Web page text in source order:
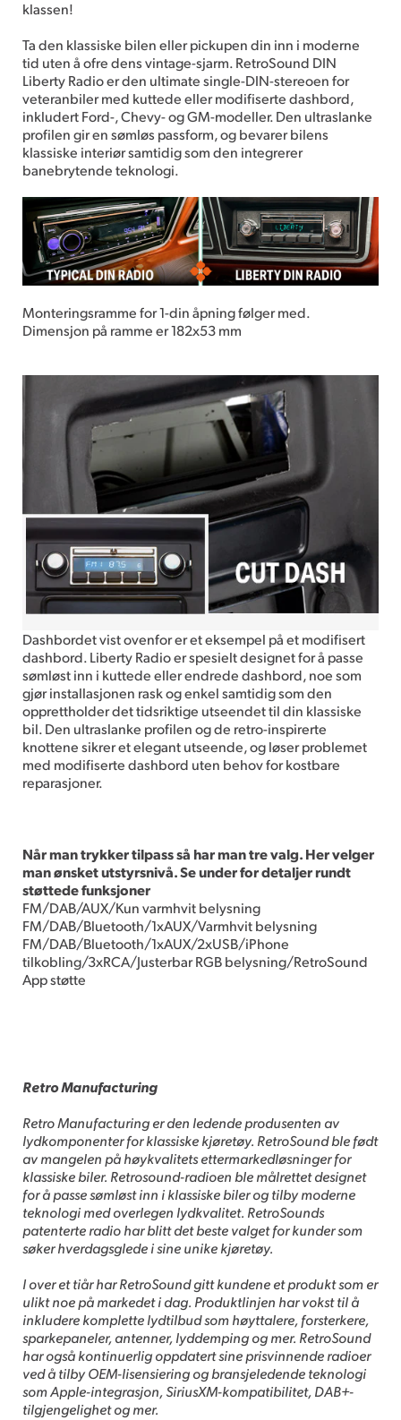
klassen!
Ta den klassiske bilen eller pickupen din inn i moderne
tid uten å ofre dens vintage-sjarm. RetroSound DIN
Liberty Radio er den ultimate single-DIN-stereoen for
veteranbiler med kuttede eller modifiserte dashbord,
inkludert Ford-, Chevy- og GM-modeller. Den ultraslanke
profilen gir en sømløs passform, og bevarer bilens
klassiske interiør samtidig som den integrerer
banebrytende teknologi.
Monteringsramme for 1-din åpning følger med.
Dimensjon på ramme er 182x53 mm
Dashbordet vist ovenfor er et eksempel på et modifisert
dashbord. Liberty Radio er spesielt designet for å passe
sømløst inn i kuttede eller endrede dashbord, noe som
gjør installasjonen rask og enkel samtidig som den
opprettholder det tidsriktige utseendet til din klassiske
bil. Den ultraslanke profilen og de retro-inspirerte
knottene sikrer et elegant utseende, og løser problemet
med modifiserte dashbord uten behov for kostbare
reparasjoner.
Når man trykker tilpass så har man tre valg. Her velger
man ønsket utstyrsnivå. Se under for detaljer rundt
støttede funksjoner
FM/DAB/AUX/Kun varmhvit belysning
FM/DAB/Bluetooth/1xAUX/Varmhvit belysning
FM/DAB/Bluetooth/1xAUX/2xUSB/iPhone
tilkobling/3xRCA/Justerbar RGB belysning/RetroSound
App støtte
Retro Manufacturing
Retro Manufacturing er den ledende produsenten av
lydkomponenter for klassiske kjøretøy. RetroSound ble født
av mangelen på høykvalitets ettermarkedløsninger for
klassiske biler. Retrosound-radioen ble målrettet designet
for å passe sømløst inn i klassiske biler og tilby moderne
teknologi med overlegen lydkvalitet. RetroSounds
patenterte radio har blitt det beste valget for kunder som
søker hverdagsglede i sine unike kjøretøy.
I over et tiår har RetroSound gitt kundene et produkt som er
ulikt noe på markedet i dag. Produktlinjen har vokst til å
inkludere komplette lydtilbud som høyttalere, forsterkere,
sparkepaneler, antenner, lyddemping og mer. RetroSound
har også kontinuerlig oppdatert sine prisvinnende radioer
ved å tilby OEM-lisensiering og bransjeledende teknologi
som Apple-integrasjon, SiriusXM-kompatibilitet, DAB+-
tilgjengelighet og mer.